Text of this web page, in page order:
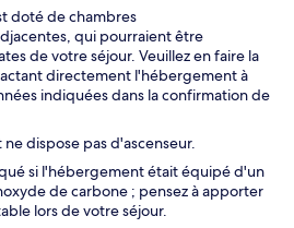
doté de chambres
qui pourraient être
de votre séjour. Veuillez en faire la
directement l'hébergement à
indiquées dans la confirmation de
dispose pas d'ascenseur.
si l'hébergement était équipé d'un
de carbone ; pensez à apporter
lors de votre séjour.